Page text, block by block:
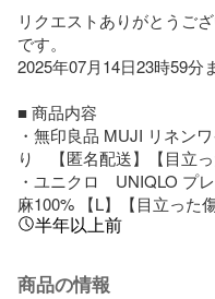
リクエストありがとうご
です。
2025年07月14日23時59分
■ 商品内容
・無印良品 MUJI リネン
り　【匿名配送】【目立
・ユニクロ　UNIQLO プ
麻100% 【L】【目立った
半年以上前
商品の情報